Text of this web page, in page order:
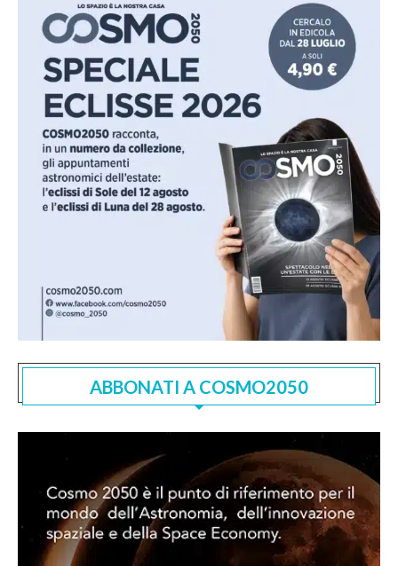
ABBONATI A COSMO2050